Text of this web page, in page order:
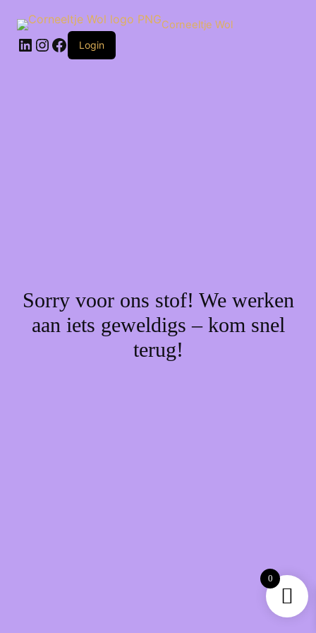
naar
inhoud
Corneeltje Wol
LinkedIn
Instagram
Facebook
Login
Sorry voor ons stof! We werken
aan iets geweldigs – kom snel
terug!
0